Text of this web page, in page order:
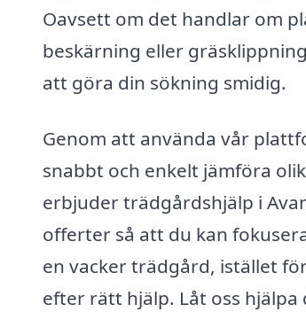
Oavsett om det handlar om
beskärning eller
att göra din sökning smidig.
Genom att använda vår
snabbt och enkelt jämföra
erbjuder trädgårdshjälp i
offerter så att du kan
en vacker trädgård, istället
efter rätt hjälp. Låt oss